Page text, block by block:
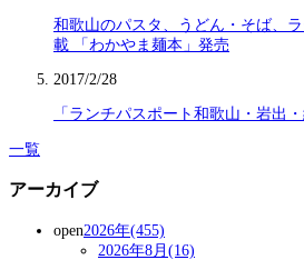
和歌山のパスタ、うどん・そば、
載 「わかやま麺本」発売
2017/2/28
「ランチパスポート和歌山・岩出
一覧
アーカイブ
open2026年(455)
2026年8月(16)